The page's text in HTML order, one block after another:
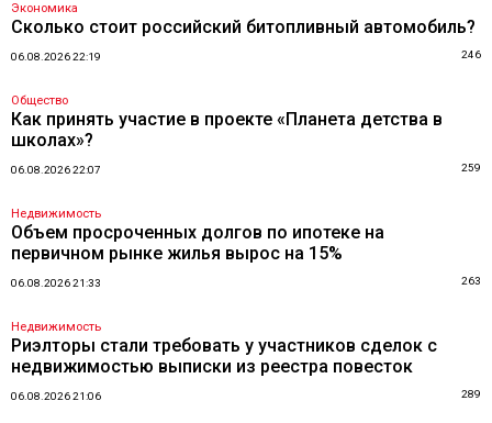
Экономика
Сколько стоит российский битопливный автомобиль?
06.08.2026 22:19 246
Общество
Как принять участие в проекте «Планета детства в
школах»?
06.08.2026 22:07 259
Недвижимость
Объем просроченных долгов по ипотеке на
первичном рынке жилья вырос на 15%
06.08.2026 21:33 263
Недвижимость
Риэлторы стали требовать у участников сделок с
недвижимостью выписки из реестра повесток
06.08.2026 21:06 289